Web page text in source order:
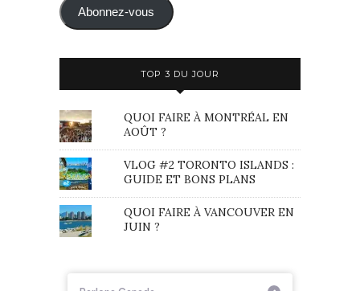
mail Abonnez-vous
TOP 3 DU JOUR
QUOI FAIRE À MONTRÉAL EN
AOÛT ?
VLOG #2 TORONTO ISLANDS :
GUIDE ET BONS PLANS
QUOI FAIRE À VANCOUVER EN
JUIN ?